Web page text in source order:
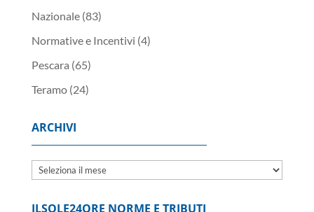
Nazionale(83)
Normative e Incentivi (4)
Pescara (65)
Teramo(24)
ARCHIVI
Archivi
ILSOLE24ORE NORME E TRIBUTI